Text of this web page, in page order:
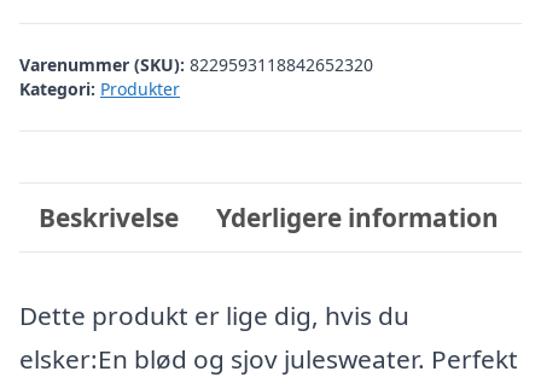
Varenummer (SKU): 8229593118842652320
Kategori: Produkter
Beskrivelse Yderligere information
Dette produkt er lige dig, hvis du
elsker:En blød og sjov julesweater. Perfekt